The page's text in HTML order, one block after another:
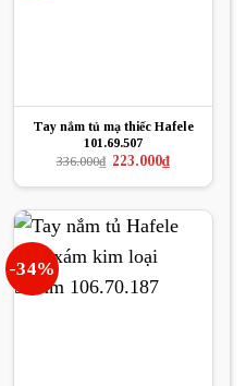
Tay nắm tủ mạ thiếc Hafele
101.69.507
336.000₫ Giá
là:
223.000₫Giá
hiện
tại
223.000₫.
-34%